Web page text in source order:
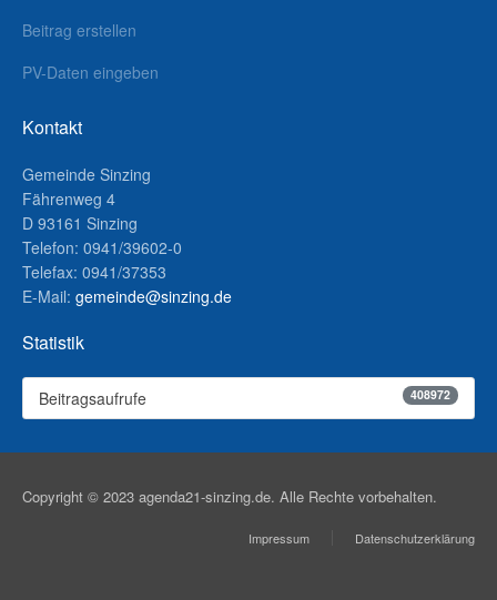
Beitrag erstellen
PV-Daten eingeben
Kontakt
Gemeinde Sinzing
Fährenweg 4
D 93161 Sinzing
Telefon: 0941/39602-0
Telefax: 0941/37353
E-Mail: gemeinde@sinzing.de
Statistik
Beitragsaufrufe 408972
Copyright © 2023 agenda21-sinzing.de. Alle Rechte vorbehalten.
Impressum Datenschutzerklärung